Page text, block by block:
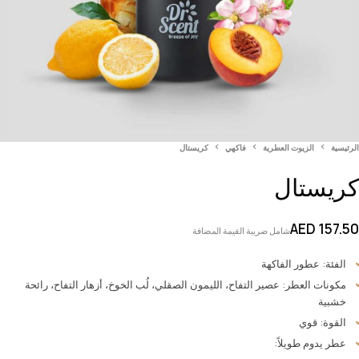
الرئيسية الزيوت العطرية فاكهي كريستال
كريستال
AED 157.50 شامل ضريبة القيمة المضافة
الفئة: عطور الفاكهة
مكونات العطر: عصير التفاح، الليمون الصقلي، لُب الخوخ، أزهار التفاح، رائحة
خشبية
القوة: قوي
عطر يدوم طويلاً: